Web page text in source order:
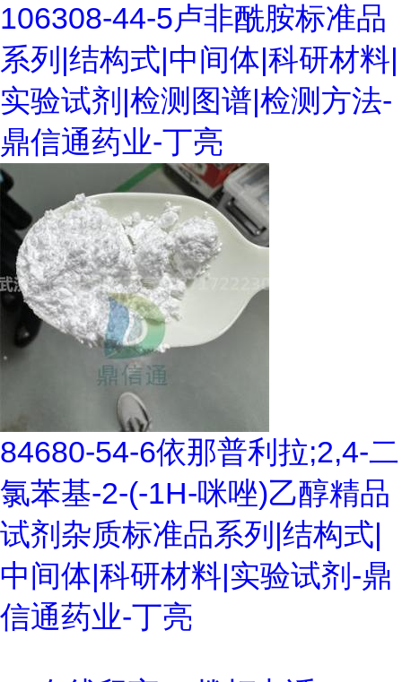
106308-44-5卢非酰胺标准品
系列|结构式|中间体|科研材料|
实验试剂|检测图谱|检测方法-
鼎信通药业-丁亮
84680-54-6依那普利拉;2,4-二
氯苯基-2-(-1H-咪唑)乙醇精品
试剂杂质标准品系列|结构式|
中间体|科研材料|实验试剂-鼎
信通药业-丁亮